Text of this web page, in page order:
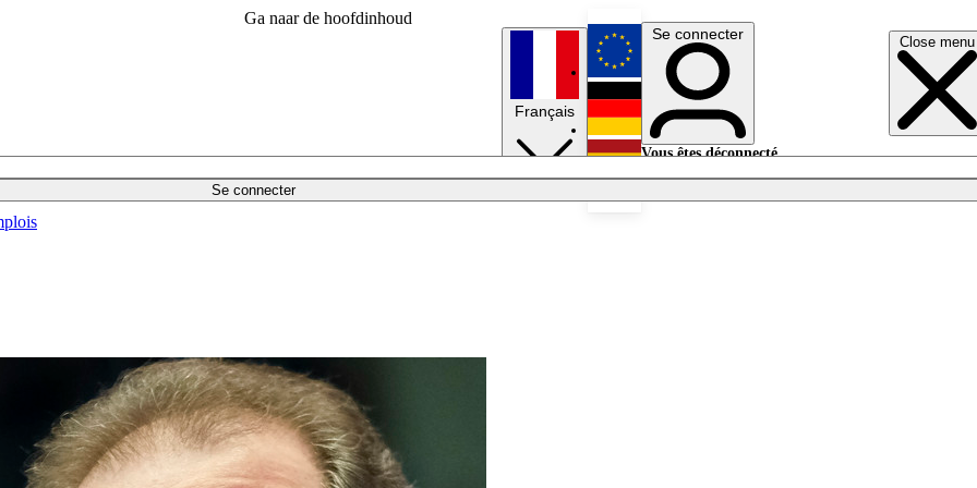
Ga naar de hoofdinhoud
Close menu
Se connecter
Français
English
Deutsch
Se connecter
Vous êtes déconnecté.